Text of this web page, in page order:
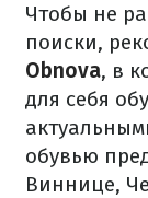
Чтобы не
поиски,
Obnova, в
для себя
обувью
Виннице,